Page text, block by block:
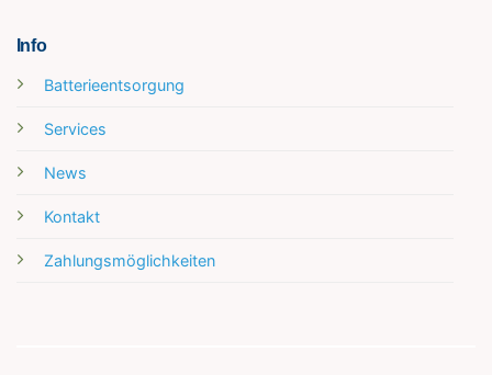
Info
Batterieentsorgung
Services
News
Kontakt
Zahlungsmöglichkeiten